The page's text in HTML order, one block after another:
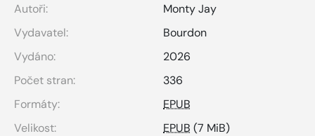
Autoři:
Monty Jay
Vydavatel:
Bourdon
Vydáno:
2026
Počet stran:
336
Formáty:
EPUB
Velikost:
EPUB (7 MiB)